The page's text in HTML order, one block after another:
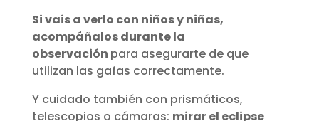
Si vais a verlo con niños y niñas,
acompáñalos durante la
observación para asegurarte de que
utilizan las gafas correctamente.
Y cuidado también con prismáticos,
telescopios o cámaras: mirar el eclipse